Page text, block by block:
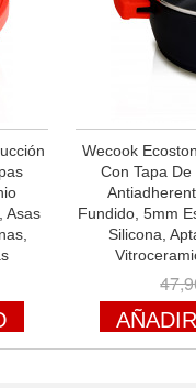
Asas
Wecook
Con Tapa
Fundido, 5mm
Silicona,